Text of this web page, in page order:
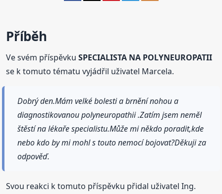
Příběh
Ve svém příspěvkuSPECIALISTA NA POLYNEUROPATII
se k tomuto tématu vyjádřil uživatel Marcela.
Dobrý den.Mám velké bolesti a brnění nohou a
diagnostikovanou polyneuropathii .Zatím jsem neměl
štěstí na lékaře specialistu.Může mi někdo poradit,kde
nebo kdo by mi mohl s touto nemocí bojovat?Děkuji za
odpověď.
Svou reakci k tomuto příspěvku přidal uživatel Ing.